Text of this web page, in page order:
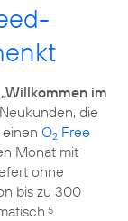
im
Neukunden, die
einen O2 Free
Monat mit
ohne
bis zu 300
5